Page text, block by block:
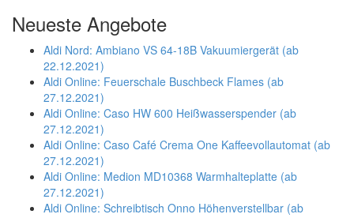
Neueste Angebote
Aldi Nord: Ambiano VS 64-18B Vakuumiergerät (ab
22.12.2021)
Aldi Online: Feuerschale Buschbeck Flames (ab
27.12.2021)
Aldi Online: Caso HW 600 Heißwasserspender (ab
27.12.2021)
Aldi Online: Caso Café Crema One Kaffeevollautomat (ab
27.12.2021)
Aldi Online: Medion MD10368 Warmhalteplatte (ab
27.12.2021)
Aldi Online: Schreibtisch Onno Höhenverstellbar (ab